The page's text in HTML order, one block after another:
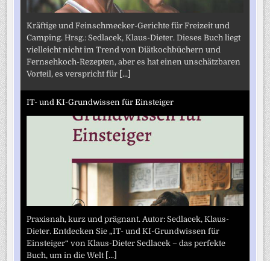
Kräftige und Feinschmecker-Gerichte für Freizeit und
Camping. Hrsg.: Sedlacek, Klaus-Dieter. Dieses Buch liegt
vielleicht nicht im Trend von Diätkochbüchern und
Fernsehkoch-Rezepten, aber es hat einen unschätzbaren
Vorteil, es verspricht für [...]
IT- und KI-Grundwissen für Einsteiger
Praxisnah, kurz und prägnant. Autor: Sedlacek, Klaus-
Dieter. Entdecken Sie „IT- und KI-Grundwissen für
Einsteiger“ von Klaus-Dieter Sedlacek – das perfekte
Buch, um in die Welt [...]